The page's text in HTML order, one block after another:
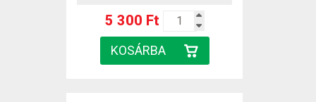
5 300 Ft